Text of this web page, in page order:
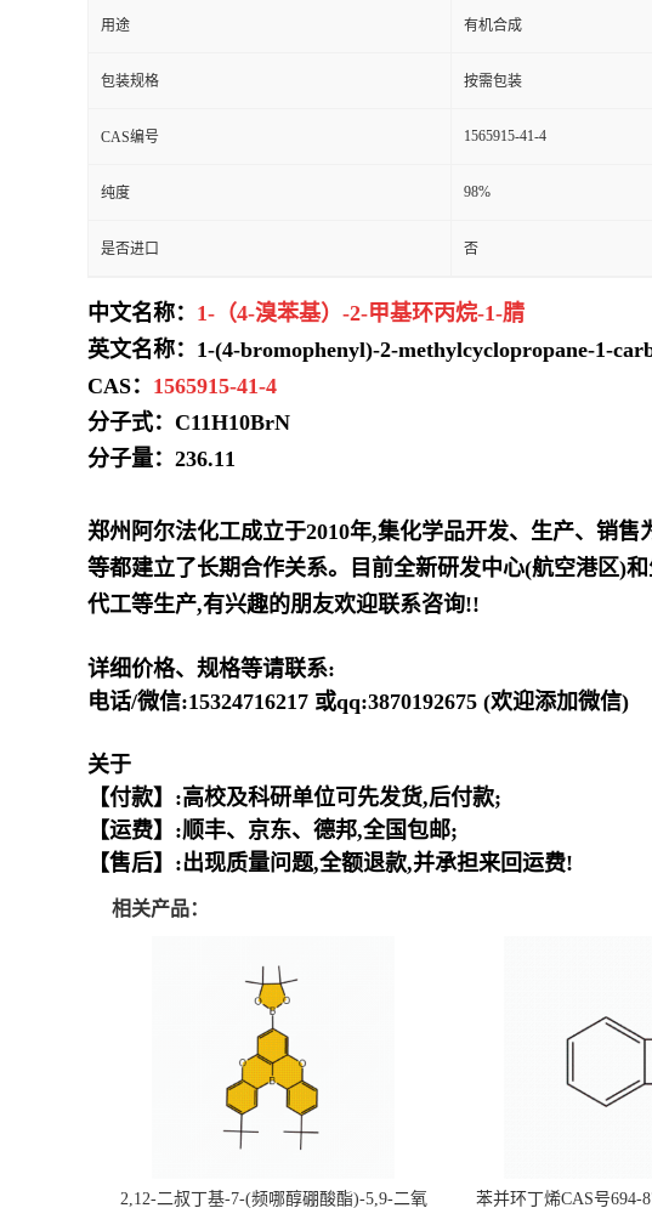
用途 有机合成
包装规格 按需包装
CAS编号 1565915-41-4
纯度 98%
是否进口 否
中文名称： 1-（4-溴苯基）-2-甲基环丙烷-1-腈
英文名称：1-(4-bromophenyl)-2-methylcyclopropane-1-
CAS： 1565915-41-4
分子式：C11H10BrN
分子量：236.11
郑州阿尔法化工成立于2010年,集化学品开发、生产、销
等都建立了长期合作关系。目前全新研发中心(航空港区)
代工等生产,有兴趣的朋友欢迎联系咨询!!
详细价格、规格等请联系:
电话/微信:15324716217 或qq:3870192675 (欢迎添加微信)
关于
【付款】:高校及科研单位可先发货,后付款;
【运费】:顺丰、京东、德邦,全国包邮;
【售后】:出现质量问题,全额退款,并承担来回运费!
相关产品：
2,12-二叔丁基-7-(频哪醇硼酸酯)-5,9-二氧 苯并环丁烯CAS号694-